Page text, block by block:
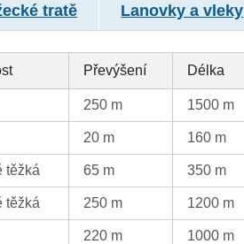
tratě Lanovky a vleky
Převýšení Délka
250 m 1500 m
20 m 160 m
těžká 65 m 350 m
těžká 250 m 1200 m
220 m 1000 m